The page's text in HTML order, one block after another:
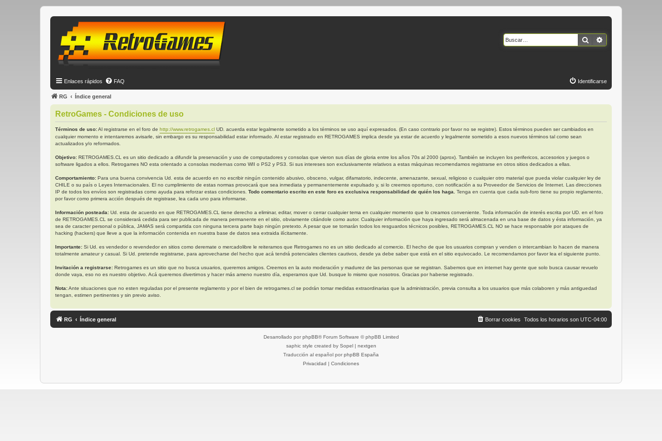
Buscar
Enlaces rápidos FAQ Identificarse
RG Índice general
RetroGames - Condiciones de uso
Términos de uso:Al registrarse en el foro de http://www.retrogames.cl UD. acuerda estar legalmente sometido a los términos se uso aquí expresados. (En caso contrario por favor no se registre). Estos términos pueden ser cambiados en
cualquier momento e intentaremos avisarle, sin embargo es su responsabilidad estar informado. Al estar registrado en RETROGAMES implica desde ya estar de acuerdo y legalmente sometido a esos nuevos términos tal como sean
actualizados y/o reformados.
Objetivo: RETROGAMES.CL es un sitio dedicado a difundir la preservación y uso de computadores y consolas que vieron sus días de gloria entre los años 70s al 2000 (aprox). También se incluyen los perifericos, accesorios y juegos o
software ligados a ellos. Retrogames NO esta orientado a consolas modernas como WII o PS2 y PS3. Si sus intereses son exclusivamente relativos a estas máquinas recomendamos registrarse en otros sitios dedicados a ellas.
Comportamiento: Para una buena convivencia Ud. esta de acuerdo en no escribir ningún contenido abusivo, obsceno, vulgar, difamatorio, indecente, amenazante, sexual, religioso o cualquier otro material que pueda violar cualquier ley de
CHILE o su país o Leyes Internacionales. El no cumplimiento de estas normas provocará que sea inmediata y permanentemente expulsado y, si lo creemos oportuno, con notificación a su Proveedor de Servicios de Internet. Las direcciones
IP de todos los envíos son registradas como ayuda para reforzar estas condiciones. Todo comentario escrito en este foro es exclusiva responsabilidad de quién los haga.
Tenga en cuenta que cada sub-foro tiene su propio reglamento,
por favor como primera acción después de registrase, lea cada uno para informarse.
Información posteada: Ud. esta de acuerdo en que RETROGAMES.CL tiene derecho a eliminar, editar, mover o cerrar cualquier tema en cualquier momento que lo creamos conveniente. Toda información de interés escrita por UD. en el foro
de RETROGAMES.CL se considerará cedida para ser publicada de manera permanente en el sitio, obviamente citándole como autor. Cualquier información que haya ingresado será almacenada en una base de datos y ésta información, ya
sea de caracter personal o pública, JAMAS será compartida con ninguna tercera parte bajo ningún pretexto. A pesar que se tomarán todos los resguardos técnicos posibles, RETROGAMES.CL NO se hace responsable por ataques de
hacking (hackers) que lleve a que la información contenida en nuestra base de datos sea extraida ilícitamente.
Importante: Si Ud. es vendedor o revendedor en sitios como deremate o mercadolibre le reiteramos que Retrogames no es un sitio dedicado al comercio. El hecho de que los usuarios compran y venden o intercambian lo hacen de manera
totalmente amateur y casual. Si Ud. pretende registrarse, para aprovecharse del hecho que acá tendrá potenciales clientes cautivos, desde ya debe saber que está en el sitio equivocado. Le recomendamos por favor lea el siguiente punto.
Invitación a registrarse: Retrogames es un sitio que no busca usuarios, queremos amigos. Creemos en la auto moderación y madurez de las personas que se registran. Sabemos que en internet hay gente que solo busca causar revuelo
donde vaya, eso no es nuestro objetivo. Acá queremos divertirnos y hacer más ameno nuestro día, esperamos que Ud. busque lo mismo que nosotros. Gracias por haberse registrado.
Nota:Ante situaciones que no esten reguladas por el presente reglamento y por el bien de retrogames.cl se podrán tomar medidas extraordinarias que la administración, previa consulta a los usuarios que más colaboren y más antiguedad
tengan, estimen pertinentes y sin previo aviso.
RG Índice general Todos los horarios son UTC-04:00
Borrar cookies
Desarrollado por phpBB® Forum Software © phpBB Limited
saphic style created by Sopel| nextgen
Traducción al español por phpBB España
Privacidad | Condiciones